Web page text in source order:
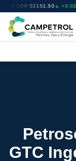
COP:$3151.50▲ +0.02
GTC